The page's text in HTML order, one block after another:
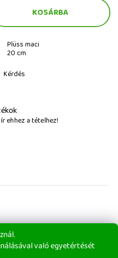
Plüss maci
20 cm
Kérdés
ehhez a tételhez!
való egyetértését